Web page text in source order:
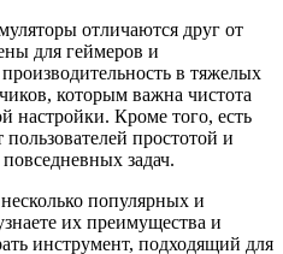
отличаются друг от
для геймеров и
в тяжелых
которым важна чистота
настройки. Кроме того, есть
простотой и
задач.
популярных и
их преимущества и
инструмент, подходящий для